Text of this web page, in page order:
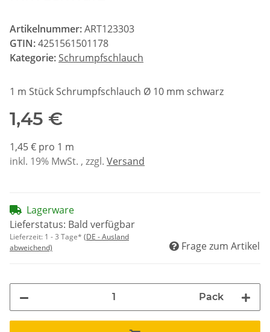
Artikelnummer:ART123303
GTIN:4251561501178
Kategorie: Schrumpfschlauch
1 m Stück Schrumpfschlauch Ø 10 mm schwarz
1,45 €
1,45 € pro 1 m
inkl. 19% MwSt. , zzgl. Versand
Lagerware
Lieferstatus: Bald verfügbar
Lieferzeit: 1 - 3 Tage* (DE - Ausland
abweichend)
Frage zum Artikel
Pack